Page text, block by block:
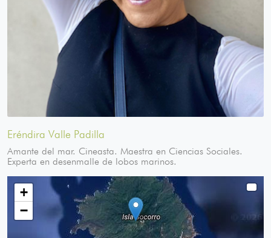
Eréndira Valle Padilla
Amante del mar. Cineasta. Maestra en Ciencias Sociales.
Experta en desenmalle de lobos marinos.
+
−